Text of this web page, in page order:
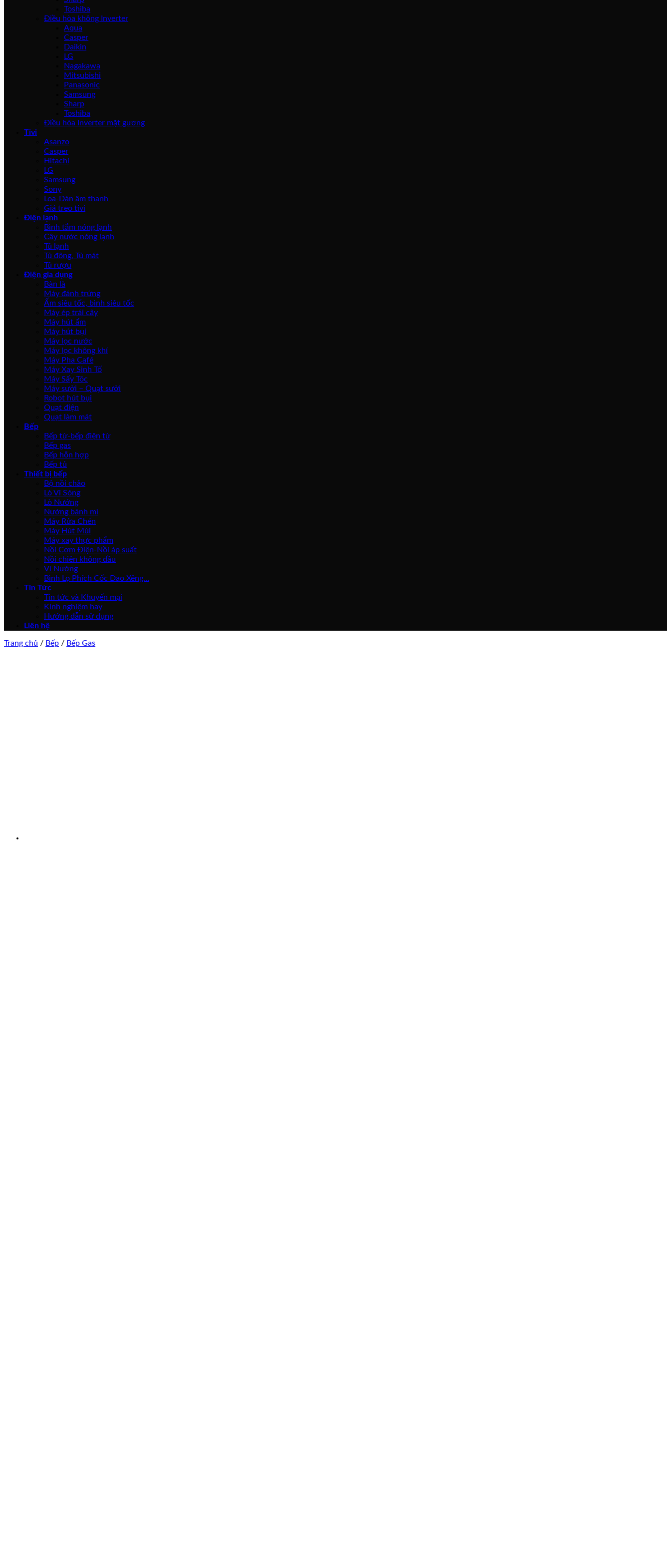
Toshiba
Điều hòa không Inverter
Aqua
Casper
Daikin
LG
Nagakawa
Mitsubishi
Panasonic
Samsung
Sharp
Toshiba
Điều hòa Inverter mặt gương
Tivi
Asanzo
Casper
Hitachi
LG
Samsung
Sony
Loa-Dàn âm thanh
Giá treo tivi
Điện lạnh
Bình tắm nóng lạnh
Cây nước nóng lạnh
Tủ lạnh
Tủ đông, Tủ mát
Tủ rượu
Điện gia dụng
Bàn là
Máy đánh trứng
Ấm siêu tốc, bình siêu tốc
Máy ép trái cây
Máy hút ẩm
Máy hút bụi
Máy lọc nước
Máy lọc không khí
Máy Pha Café
Máy Xay Sinh Tố
Máy Sấy Tóc
Máy sưởi – Quạt sưởi
Robot hút bụi
Quạt điện
Quạt làm mát
Bếp
Bếp từ-bếp điện từ
Bếp gas
Bếp hỗn hợp
Bếp tủ
Thiết bị bếp
Bộ nồi chảo
Lò Vi Sóng
Lò Nướng
Nướng bánh mì
Máy Rửa Chén
Máy Hút Mùi
Máy xay thực phẩm
Nồi Cơm Điện-Nồi áp suất
Nồi chiên không dầu
Vỉ Nướng
Bình Lọ Phích Cốc Dao Xẻng…
Tin Tức
Tin tức và Khuyến mại
Kinh nghiệm hay
Hướng dẫn sử dụng
Liên hệ
Trang chủ / Bếp / Bếp Gas